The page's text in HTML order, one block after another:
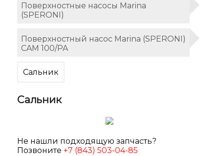
Поверхностные насосы Marina
(SPERONI)
Поверхностный насос Marina (SPERONI)
CAM 100/PA
Сальник
Сальник
Не нашли подходящую запчасть?
Позвоните +7 (843) 503-04-85